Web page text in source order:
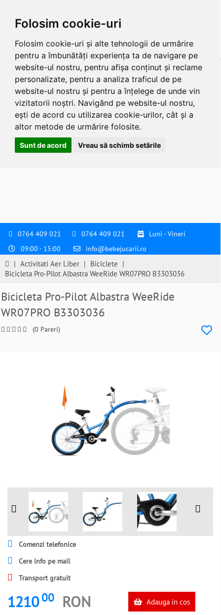
Folosim cookie-uri
Folosim cookie-uri și alte tehnologii de urmărire
pentru a îmbunătăți experiența ta de navigare pe
website-ul nostru, pentru afișa conținut și reclame
personalizate, pentru a analiza traficul de pe
website-ul nostru și pentru a înțelege de unde vin
vizitatorii noștri. Navigând pe website-ul nostru,
ești de acord cu utilizarea cookie-urilor, cât și a
altor metode de urmărire folosite.
Sunt de acord Vreau să schimb setările
0764 409 021 0764 409 021
Luni - Vineri
09:00 - 15:00
info@bebejucarii.ro
| Activitati Aer Liber | Biciclete |
Bicicleta Pro-Pilot Albastra WeeRide WR07PRO B3303036
Bicicleta Pro-Pilot Albastra WeeRide
WR07PRO B3303036
(0 Pareri)
Comenzi telefonice
Cere info pe mail
Transport gratuit
1210 00 RON Adauga in cos